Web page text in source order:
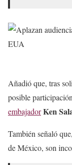
Añadió que, tras
posible
embajadorKen
También señaló
de México, son